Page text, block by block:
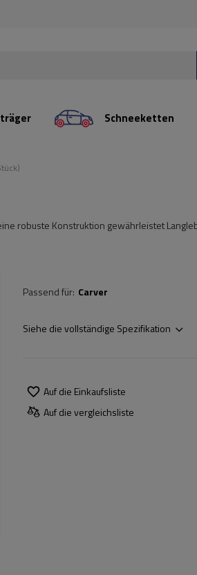
Schneeketten
robuste Konstruktion gewährleistet
Passend für Carver
Siehe die vollständige Spezifikation
Auf die Einkaufsliste
Auf die vergleichsliste